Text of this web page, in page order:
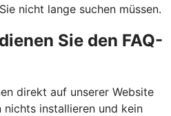
nicht lange suchen müssen.
Sie den FAQ-
direkt auf unserer Website
nichts installieren und kein